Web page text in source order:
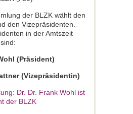
der BLZK wählt den
den Vizepräsidenten.
in der Amtszeit
(Präsident)
(Vizepräsidentin)
Dr. Dr. Frank Wohl ist
der BLZK